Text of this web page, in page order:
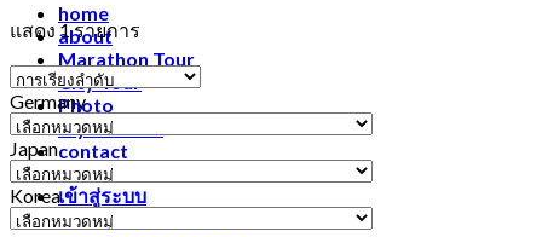
home
about
Marathon Tour
City Tour
Photo
My account
contact
เข้าสู่ระบบ
แสดง 1 รายการ
Germany
Germany
Japan
Japan
Korea
Korea